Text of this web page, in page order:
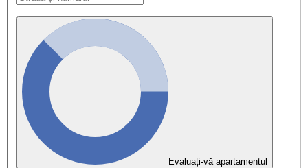
Evaluați-vă apartamentul